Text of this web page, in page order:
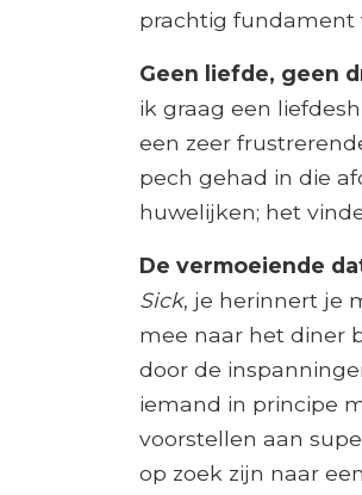
prachtig fundament
Geen liefde, geen
ik graag een
een zeer
pech gehad in die
huwelijken; het
De vermoeiende
Sick, je herinnert je
mee naar het diner
door de
iemand in principe
voorstellen aan
op zoek zijn naar